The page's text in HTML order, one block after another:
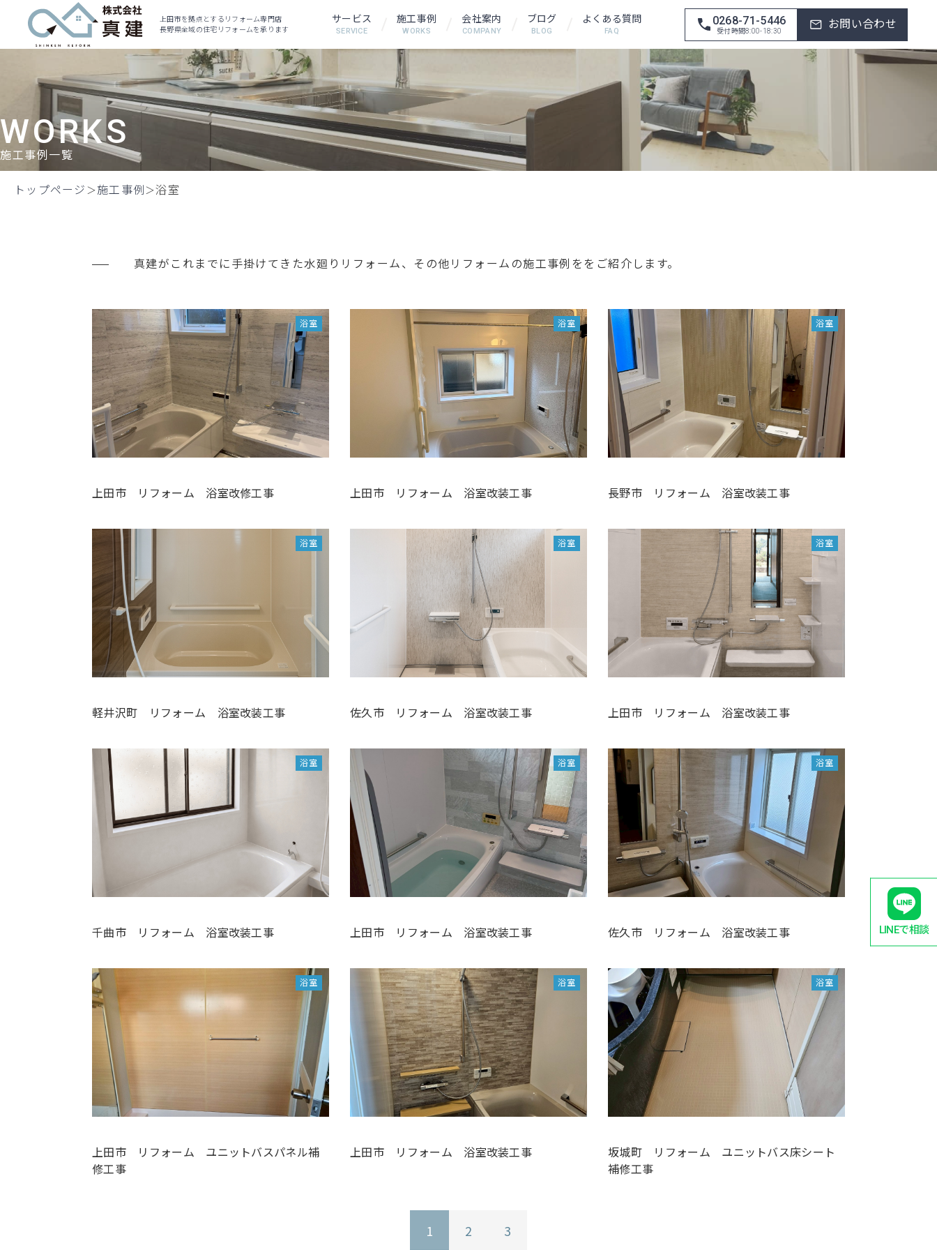
上田市を拠点とするリフォーム専門店
長野県全域の住宅リフォームを承ります
サービス
SERVICE
施工事例
WORKS
会社案内
COMPANY
ブログ
BLOG
よくある質問
FAQ
0268-71-5446
受付時間8:00-18:30 お問い合わせ
WORKS
施工事例一覧
トップページ 施工事例 浴室
真建がこれまでに手掛けてきた水廻りリフォーム、その他リフォームの施工事例ををご紹介します。
浴室
上田市 リフォーム 浴室改修工事
浴室
上田市 リフォーム 浴室改装工事
浴室
長野市 リフォーム 浴室改装工事
浴室
軽井沢町 リフォーム 浴室改装工事
浴室
佐久市 リフォーム 浴室改装工事
浴室
上田市 リフォーム 浴室改装工事
浴室
千曲市 リフォーム 浴室改装工事
浴室
上田市 リフォーム 浴室改装工事
浴室
佐久市 リフォーム 浴室改装工事
浴室
上田市 リフォーム ユニットバスパネル補
修工事
浴室
上田市 リフォーム 浴室改装工事
浴室
坂城町 リフォーム ユニットバス床シート
補修工事
1 2 3
LINEで相談